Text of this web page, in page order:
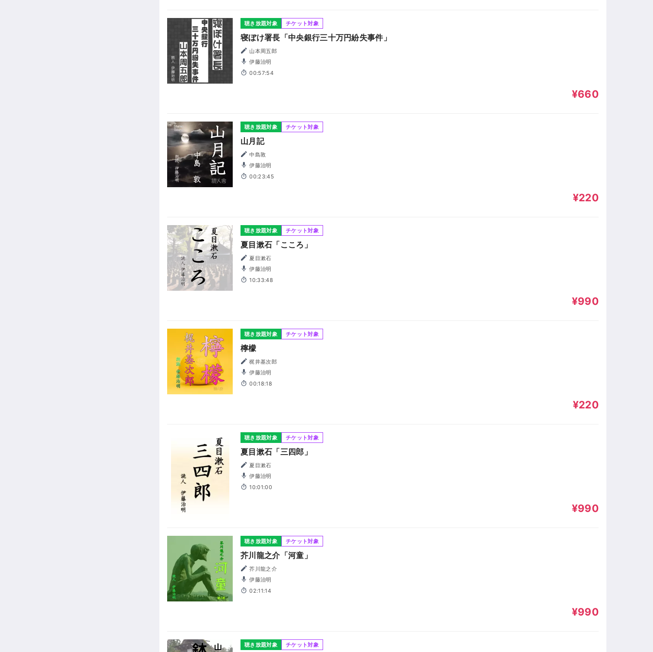
聴き放題対象 チケット対象
寝ぼけ署長「中央銀行三十万円紛失事件」
山本周五郎
伊藤治明
00:57:54
¥660
聴き放題対象 チケット対象
山月記
中島敦
伊藤治明
00:23:45
¥220
聴き放題対象 チケット対象
夏目漱石「こころ」
夏目漱石
伊藤治明
10:33:48
¥990
聴き放題対象 チケット対象
檸檬
梶井基次郎
伊藤治明
00:18:18
¥220
聴き放題対象 チケット対象
夏目漱石「三四郎」
夏目漱石
伊藤治明
10:01:00
¥990
聴き放題対象 チケット対象
芥川龍之介「河童」
芥川龍之介
伊藤治明
02:11:14
¥990
聴き放題対象 チケット対象